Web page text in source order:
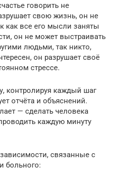
говорить не
свою жизнь, он не
как все его мысли заняты
он не может выстраивать
людьми, так никто,
он разрушает своё
стрессе.
контролируя каждый шаг
отчёта и объяснений.
— сделать человека
каждую минуту
связанные с
больного: